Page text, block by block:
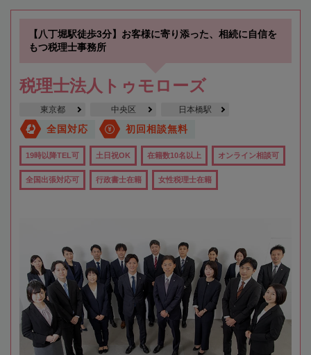
【八丁堀駅徒歩3分】お客様に寄り添った、相続に自信を
もつ税理士事務所
税理士法人トゥモローズ
東京都 中央区 日本橋駅
全国対応 初回相談無料
19時以降TEL可 土日祝OK 在籍数10名以上 オンライン相談可
全国出張対応可 行政書士在籍 女性税理士在籍